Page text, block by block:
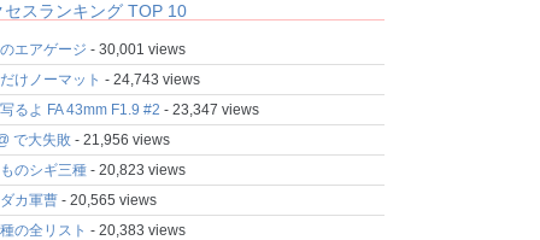
セスランキング TOP 10
エアゲージ - 30,001 views
けノーマット - 24,743 views
るよ FA 43mm F1.9 #2 - 23,347 views
で大失敗- 21,956 views
のシギ三種- 20,823 views
カ軍曹- 20,565 views
の全リスト - 20,383 views